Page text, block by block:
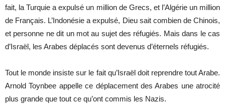
fait, la Turquie a expulsé un million de Grecs, et l’Algérie un million
de Français. L’Indonésie a expulsé, Dieu sait combien de Chinois,
et personne ne dit un mot au sujet des réfugiés. Mais dans le cas
d’Israël, les Arabes déplacés sont devenus d’éternels réfugiés.
Tout le monde insiste sur le fait qu’Israël doit reprendre tout Arabe.
Arnold Toynbee appelle ce déplacement des Arabes une atrocité
plus grande que tout ce qu’ont commis les Nazis.